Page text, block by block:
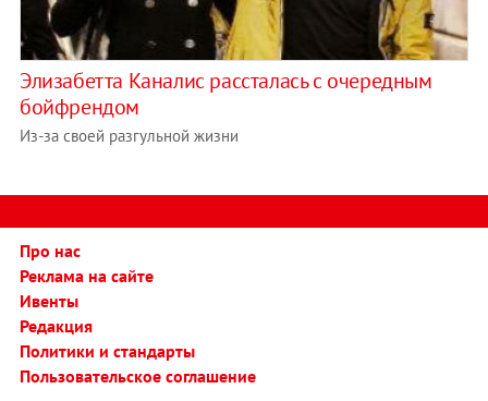
Элизабетта Каналис рассталась с очередным
бойфрендом
Из-за своей разгульной жизни
Про нас
Реклама на сайте
Ивенты
Редакция
Политики и стандарты
Пользовательское соглашение